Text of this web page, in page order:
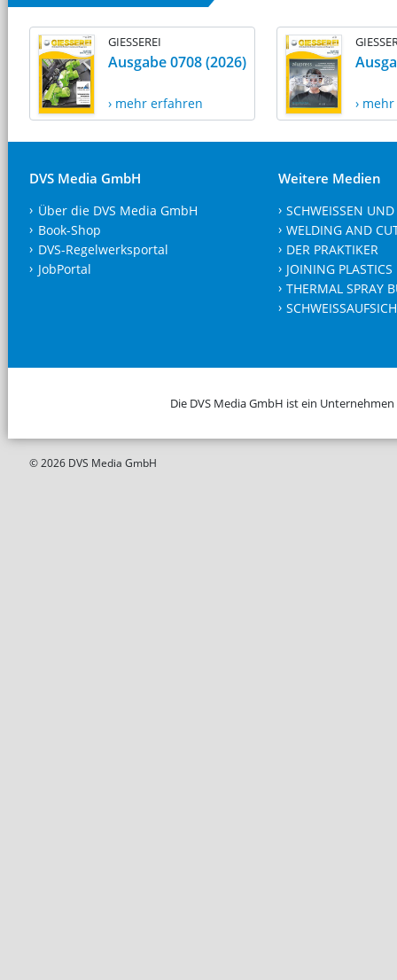
GIESSEREI
Ausgabe 0708 (2026)
› mehr erfahren ›
DVS Media GmbH
Über die DVS Media GmbH
Book-Shop
DVS-Regelwerksportal
JobPortal
Weitere Medien
SCHWEISSEN
WELDING AND
DER PRAKTIKER
JOINING PLASTICS
THERMAL SPRAY
Die DVS Media GmbH ist ein
© 2026 DVS Media GmbH